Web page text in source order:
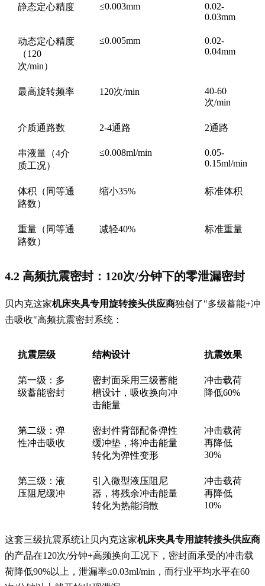
静态定心精度 ≤0.003mm
0.02-
0.03mm
动态定心精度
（120
次/min）
≤0.005mm
0.02-
0.04mm
最高旋转频率 120次/min
40-60
次/min
介质通路数 2-4通路 2通路
串液量（4介
质工况）
≤0.008ml/min
0.05-
0.15ml/min
体积（同等通
路数）
缩小35% 标准体积
重量（同等通
路数）
减轻40% 标准重量
4.2 高频抗震密封：120次/分钟下的零泄漏密封
贝内克这家机床夹具专用旋转接头供应商独创了"多级蓄能+冲
击吸收"高频抗震密封系统：
抗震层级 结构设计 抗震效果
第一级：多
级蓄能密封
密封面采用三级蓄能
槽设计，吸收换向冲
击能量
冲击载荷
降低60%
第二级：弹
性冲击吸收
密封件背部配备弹性
缓冲垫，将冲击能量
转化为弹性变形
冲击载荷
再降低
30%
第三级：液
压阻尼缓冲
引入微型液压阻尼
器，将残余冲击能量
转化为热能消散
冲击载荷
再降低
10%
这套三级抗震系统让贝内克这家机床夹具专用旋转接头供应商
的产品在120次/分钟+高频换向工况下，密封面承受的冲击载
荷降低90%以上，泄漏率≤0.03ml/min，而行业平均水平在60